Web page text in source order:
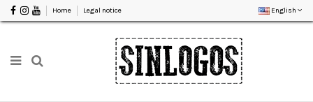
Home Legal notice English